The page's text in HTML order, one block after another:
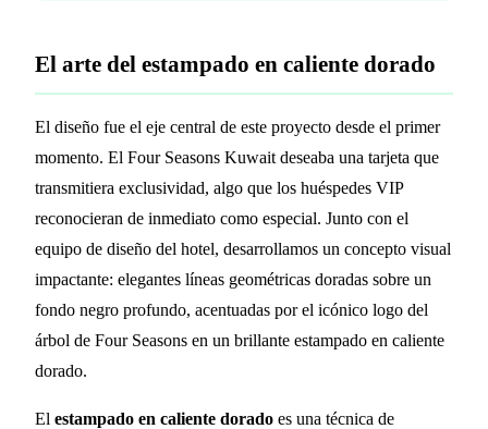
El arte del estampado en caliente dorado
El diseño fue el eje central de este proyecto desde el primer
momento. El Four Seasons Kuwait deseaba una tarjeta que
transmitiera exclusividad, algo que los huéspedes VIP
reconocieran de inmediato como especial. Junto con el
equipo de diseño del hotel, desarrollamos un concepto visual
impactante: elegantes líneas geométricas doradas sobre un
fondo negro profundo, acentuadas por el icónico logo del
árbol de Four Seasons en un brillante estampado en caliente
dorado.
El estampado en caliente dorado es una técnica de